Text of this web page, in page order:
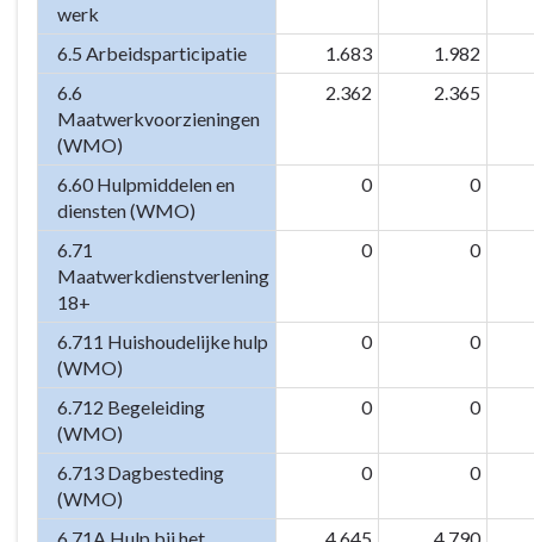
werk
6.5 Arbeidsparticipatie 1.683
1.982
6.6
Maatwerkvoorzieningen
(WMO)
2.362 2.365
6.60 Hulpmiddelen en
diensten (WMO)
0 0
6.71
Maatwerkdienstverlening
18+
0 0
6.711 Huishoudelijke hulp
(WMO)
0 0
6.712 Begeleiding
(WMO)
0 0
6.713 Dagbesteding
(WMO)
0 0